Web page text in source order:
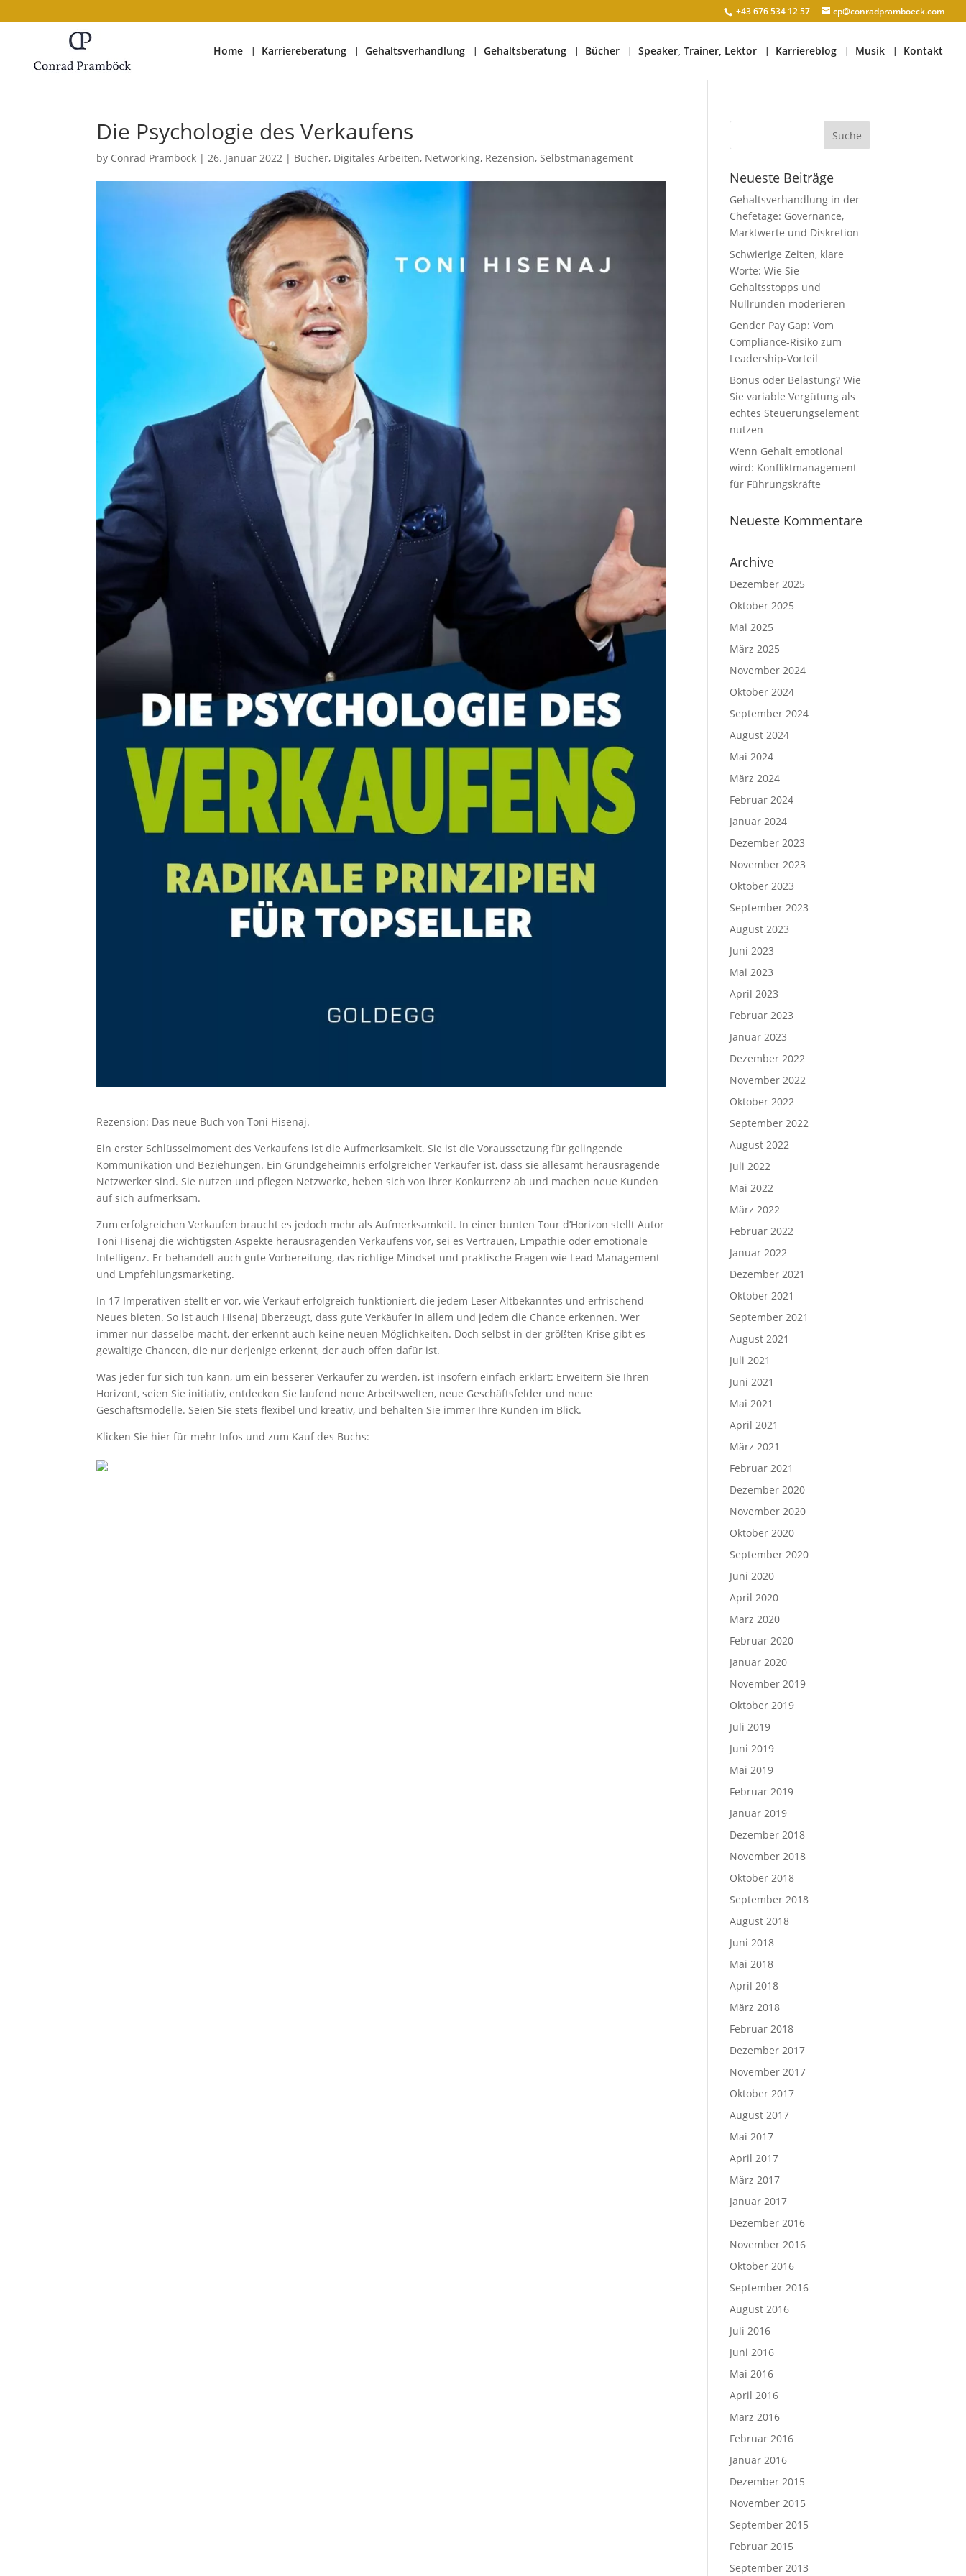
+43 676 534 12 57 cp@conradpramboeck.com
Home Karriereberatung Gehaltsverhandlung Gehaltsberatung Bücher Speaker, Trainer, Lektor Karriereblog Musik Kontakt
Die Psychologie des Verkaufens
by Conrad Pramböck |26. Januar 2022 | Bücher, Digitales Arbeiten, Networking, Rezension,Selbstmanagement
Rezension: Das neue Buch von Toni Hisenaj.
Ein erster Schlüsselmoment des Verkaufens ist die Aufmerksamkeit. Sie ist die Voraussetzung für gelingende
Kommunikation und Beziehungen. Ein Grundgeheimnis erfolgreicher Verkäufer ist, dass sie allesamt herausragende
Netzwerker sind. Sie nutzen und pflegen Netzwerke, heben sich von ihrer Konkurrenz ab und machen neue Kunden
auf sich aufmerksam.
Zum erfolgreichen Verkaufen braucht es jedoch mehr als Aufmerksamkeit. In einer bunten Tour d’Horizon stellt Autor
Toni Hisenaj die wichtigsten Aspekte herausragenden Verkaufens vor, sei es Vertrauen, Empathie oder emotionale
Intelligenz. Er behandelt auch gute Vorbereitung, das richtige Mindset und praktische Fragen wie Lead Management
und Empfehlungsmarketing.
In 17 Imperativen stellt er vor, wie Verkauf erfolgreich funktioniert, die jedem Leser Altbekanntes und erfrischend
Neues bieten. So ist auch Hisenaj überzeugt, dass gute Verkäufer in allem und jedem die Chance erkennen. Wer
immer nur dasselbe macht, der erkennt auch keine neuen Möglichkeiten. Doch selbst in der größten Krise gibt es
gewaltige Chancen, die nur derjenige erkennt, der auch offen dafür ist.
Was jeder für sich tun kann, um ein besserer Verkäufer zu werden, ist insofern einfach erklärt: Erweitern Sie Ihren
Horizont, seien Sie initiativ, entdecken Sie laufend neue Arbeitswelten, neue Geschäftsfelder und neue
Geschäftsmodelle. Seien Sie stets flexibel und kreativ, und behalten Sie immer Ihre Kunden im Blick.
Klicken Sie hier für mehr Infos und zum Kauf des Buchs:
Neueste Beiträge
Gehaltsverhandlung in der
Chefetage: Governance,
Marktwerte und Diskretion
Schwierige Zeiten, klare
Worte: Wie Sie
Gehaltsstopps und
Nullrunden moderieren
Gender Pay Gap: Vom
Compliance-Risiko zum
Leadership-Vorteil
Bonus oder Belastung? Wie
Sie variable Vergütung als
echtes Steuerungselement
nutzen
Wenn Gehalt emotional
wird: Konfliktmanagement
für Führungskräfte
Neueste Kommentare
Archive
Dezember 2025
Oktober 2025
Mai 2025
März 2025
November 2024
Oktober 2024
September 2024
August 2024
Mai 2024
März 2024
Februar 2024
Januar 2024
Dezember 2023
November 2023
Oktober 2023
September 2023
August 2023
Juni 2023
Mai 2023
April 2023
Februar 2023
Januar 2023
Dezember 2022
November 2022
Oktober 2022
September 2022
August 2022
Juli 2022
Mai 2022
März 2022
Februar 2022
Januar 2022
Dezember 2021
Oktober 2021
September 2021
August 2021
Juli 2021
Juni 2021
Mai 2021
April 2021
März 2021
Februar 2021
Dezember 2020
November 2020
Oktober 2020
September 2020
Juni 2020
April 2020
März 2020
Februar 2020
Januar 2020
November 2019
Oktober 2019
Juli 2019
Juni 2019
Mai 2019
Februar 2019
Januar 2019
Dezember 2018
November 2018
Oktober 2018
September 2018
August 2018
Juni 2018
Mai 2018
April 2018
März 2018
Februar 2018
Dezember 2017
November 2017
Oktober 2017
August 2017
Mai 2017
April 2017
März 2017
Januar 2017
Dezember 2016
November 2016
Oktober 2016
September 2016
August 2016
Juli 2016
Juni 2016
Mai 2016
April 2016
März 2016
Februar 2016
Januar 2016
Dezember 2015
November 2015
September 2015
Februar 2015
September 2013